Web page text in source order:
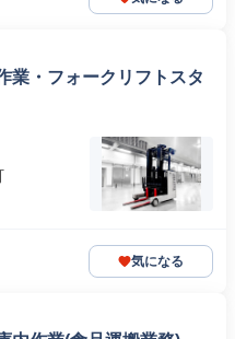
業・フォークリフトスタ
気になる